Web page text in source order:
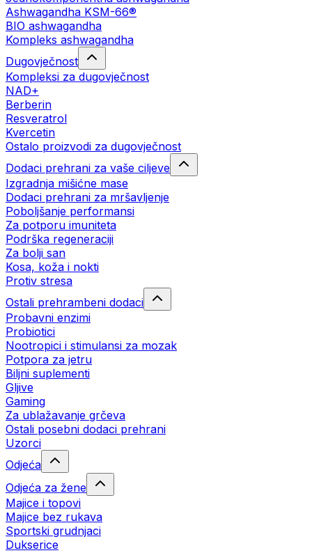
Ashwagandha KSM-66®
BIO ashwagandha
Kompleks ashwagandha
Dugovječnost
Kompleksi za dugovječnost
NAD+
Berberin
Resveratrol
Kvercetin
Ostalo proizvodi za dugovječnost
Dodaci prehrani za vaše ciljeve
Izgradnja mišićne mase
Dodaci prehrani za mršavljenje
Poboljšanje performansi
Za potporu imuniteta
Podrška regeneraciji
Za bolji san
Kosa, koža i nokti
Protiv stresa
Ostali prehrambeni dodaci
Probavni enzimi
Probiotici
Nootropici i stimulansi za mozak
Potpora za jetru
Biljni suplementi
Gljive
Gaming
Za ublažavanje grčeva
Ostali posebni dodaci prehrani
Uzorci
Odjeća
Odjeća za žene
Majice i topovi
Majice bez rukava
Sportski grudnjaci
Dukserice